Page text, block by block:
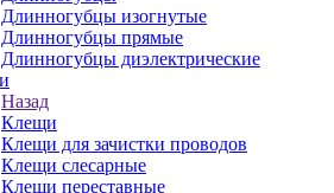
Длинногубцы изогнутые
Длинногубцы прямые
Длинногубцы диэлектрические
Назад
Клещи
Клещи для зачистки проводов
Клещи слесарные
Клещи переставные